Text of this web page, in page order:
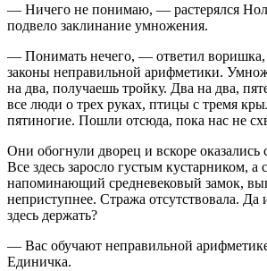
— Ничего не понимаю, — растерялся
подвело заклинание умножения.
— Понимать нечего, — ответил воришка,
законы неправильной арифметики.
на два, получаешь тройку. Два на два,
все люди о трех руках, птицы с тремя
пятиногие. Пошли отсюда, пока нас не
Они обогнули дворец и вскоре оказались
Все здесь заросло густым кустарником, а
напоминающий средневековый замок,
неприступнее. Стража отсутствовала.
здесь держать?
— Вас обучают неправильной
Единичка.